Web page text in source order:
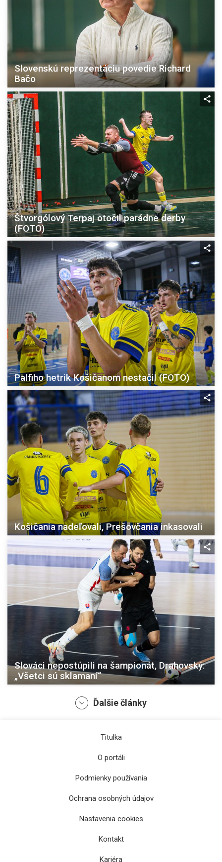
Slovenskú reprezentáciu povedie Richard
Bačo
Štvorgólový Terpaj otočil parádne derby
(FOTO)
Palfiho hetrik Košičanom nestačil (FOTO)
Košičania nadeľovali, Prešovčania inkasovali
Slováci nepostúpili na šampionát, Drahovský:
„Všetci sú sklamaní“
Ďalšie články
Titulka
O portáli
Podmienky používania
Ochrana osobných údajov
Nastavenia cookies
Kontakt
Kariéra